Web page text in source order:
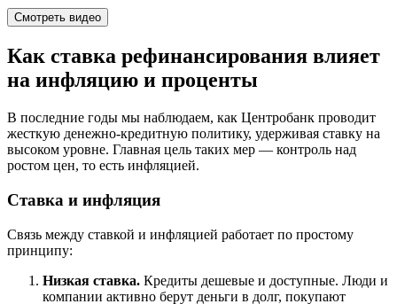
Смотреть видео
Как ставка рефинансирования влияет
на инфляцию и проценты
В последние годы мы наблюдаем, как Центробанк проводит
жесткую денежно-кредитную политику, удерживая ставку на
высоком уровне. Главная цель таких мер — контроль над
ростом цен, то есть инфляцией.
Ставка и инфляция
Связь между ставкой и инфляцией работает по простому
принципу:
Низкая ставка. Кредиты дешевые и доступные. Люди и
компании активно берут деньги в долг, покупают